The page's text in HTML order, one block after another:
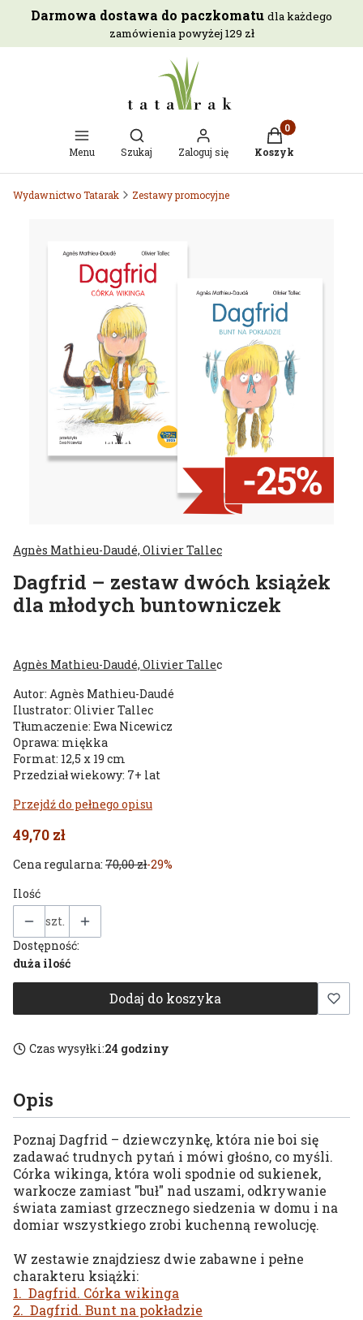
Darmowa dostawa do paczkomatu dla każdego
zamówienia powyżej 129 zł
Menu
Otwórz wyszukiwarkę
Szukaj Zaloguj się
Produkty w
Koszyk
Wydawnictwo Tatarak Zestawy promocyjne
Agnès Mathieu-Daudé, Olivier Tallec
Dagfrid – zestaw dwóch książek
dla młodych buntowniczek
Agnès Mathieu-Daudé, Olivier Tallec
Autor: Agnès Mathieu-Daudé
Ilustrator: Olivier Tallec
Tłumaczenie: Ewa Nicewicz
Oprawa: miękka
Format: 12,5 x 19 cm
Przedział wiekowy: 7+ lat
Przejdź do pełnego opisu
49,70 zł
Cena regularna: 70,00 zł-29%
Ilość
szt.
Dostępność:
duża ilość
Dodaj do koszyka
Czas wysyłki:24 godziny
Opis
Poznaj Dagfrid – dziewczynkę, która nie boi się
zadawać trudnych pytań i mówi głośno, co myśli.
Córka wikinga, która woli spodnie od sukienek,
warkocze zamiast "buł" nad uszami, odkrywanie
świata zamiast grzecznego siedzenia w domu i na
domiar wszystkiego zrobi kuchenną rewolucję.
W zestawie znajdziesz dwie zabawne i pełne
charakteru książki:
1. Dagfrid. Córka wikinga
2. Dagfrid. Bunt na pokładzie